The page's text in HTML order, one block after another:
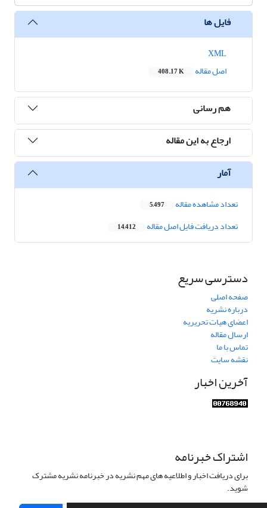
فایل ها
اصل مقاله
408.17 K
هم رسانی
ارجاع به این مقاله
آمار
تعداد مشاهده مقاله 5,497
تعداد دریافت فایل اصل مقاله 14,412
دسترسی سریع
صفحه اصلی
درباره نشریه
اعضای هیات تحریریه
ارسال مقاله
تماس با ما
نقشه سایت
آخرین اخبار
اشتراک خبرنامه
برای دریافت اخبار و اطلاعیه های مهم نشریه در خبرنامه نشریه مشترک
شوید.